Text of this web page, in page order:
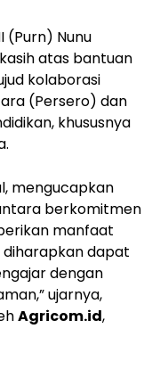
(Purn) Nunu
atas bantuan
kolaborasi
(Persero) dan
khususnya
mengucapkan
berkomitmen
manfaat
diharapkan dapat
dengan
ujarnya,
Agricom.id,